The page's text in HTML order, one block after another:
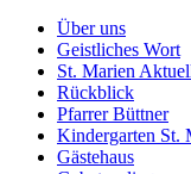
Über uns
Geistliches Wort
St. Marien
Rückblick
Pfarrer Büttner
Kindergarten St.
Gästehaus